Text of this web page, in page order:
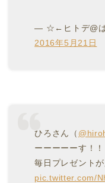
— ☆←ヒトデ@は
2016年5月21日
ひろさん（
ーーーーーす！！
毎日プレゼント
pic.twitter.com/